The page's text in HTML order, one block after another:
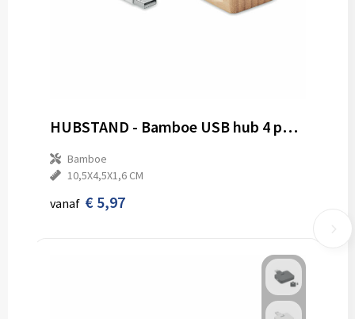
HUBSTAND - Bamboe USB hub 4 poorten
Bamboe
10,5X4,5X1,6 CM
vanaf € 5,97